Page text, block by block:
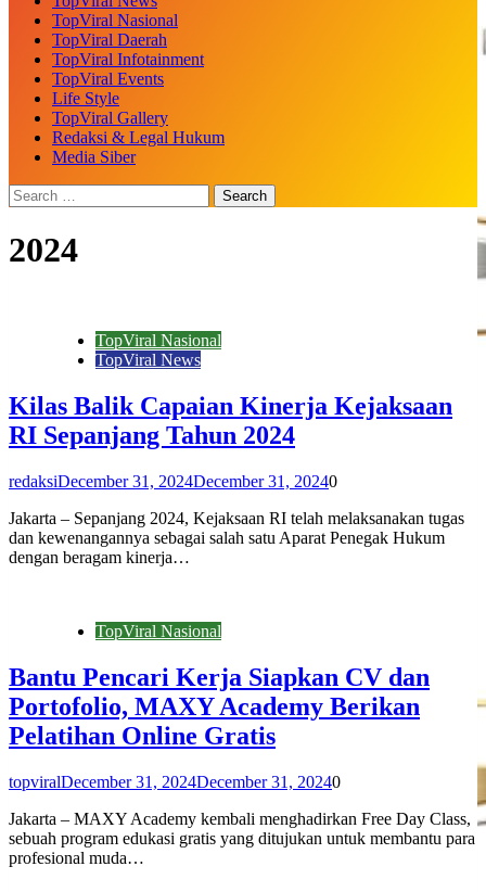
TopViral Nasional
TopViral Daerah
TopViral Infotainment
TopViral Events
Life Style
TopViral Gallery
Redaksi & Legal Hukum
Media Siber
2024
TopViral Nasional
TopViral News
Kilas Balik Capaian Kinerja Kejaksaan
RI Sepanjang Tahun 2024
redaksiDecember 31, 2024December 31, 20240
Jakarta – Sepanjang 2024, Kejaksaan RI telah melaksanakan tugas
dan kewenangannya sebagai salah satu Aparat Penegak Hukum
dengan beragam kinerja…
TopViral Nasional
Bantu Pencari Kerja Siapkan CV dan
Portofolio, MAXY Academy Berikan
Pelatihan Online Gratis
topviralDecember 31, 2024December 31, 20240
Jakarta – MAXY Academy kembali menghadirkan Free Day Class,
sebuah program edukasi gratis yang ditujukan untuk membantu para
profesional muda…